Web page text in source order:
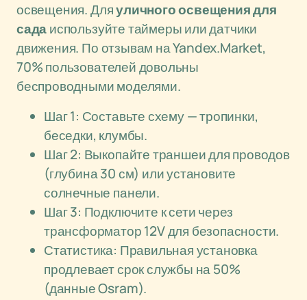
освещения. Дляуличного освещения для
садаиспользуйте таймеры или датчики
движения. По отзывам на Yandex.Market,
70% пользователей довольны
беспроводными моделями.
Шаг 1: Составьте схему — тропинки,
беседки, клумбы.
Шаг 2: Выкопайте траншеи для проводов
(глубина 30 см) или установите
солнечные панели.
Шаг 3: Подключите к сети через
трансформатор 12V для безопасности.
Статистика: Правильная установка
продлевает срок службы на 50%
(данные Osram).